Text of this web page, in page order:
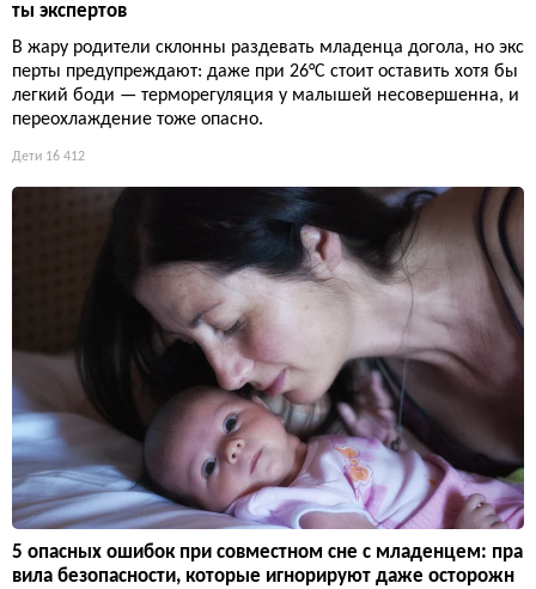
ты экспертов
В жару родители склонны раздевать младенца догола, но экс
перты предупреждают: даже при 26°C стоит оставить хотя бы
легкий боди — терморегуляция у малышей несовершенна, и
переохлаждение тоже опасно.
Дети 16 412
5 опасных ошибок при совместном сне с младенцем: пра
вила безопасности, которые игнорируют даже осторожн